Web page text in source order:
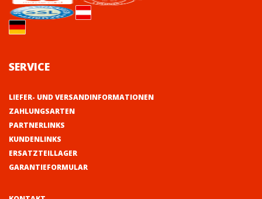
SERVICE
LIEFER- UND VERSANDINFORMATIONEN
ZAHLUNGSARTEN
PARTNERLINKS
KUNDENLINKS
ERSATZTEILLAGER
GARANTIEFORMULAR